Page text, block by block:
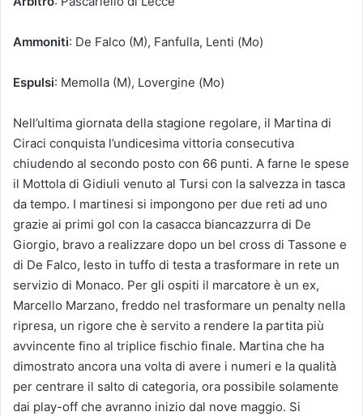
Ammoniti: De Falco (M), Fanfulla, Lenti (Mo)
Espulsi: Memolla (M), Lovergine (Mo)
Nell’ultima giornata della stagione regolare, il Martina di
Ciraci conquista l’undicesima vittoria consecutiva
chiudendo al secondo posto con 66 punti. A farne le spese
il Mottola di Gidiuli venuto al Tursi con la salvezza in tasca
da tempo. I martinesi si impongono per due reti ad uno
grazie ai primi gol con la casacca biancazzurra di De
Giorgio, bravo a realizzare dopo un bel cross di Tassone e
di De Falco, lesto in tuffo di testa a trasformare in rete un
servizio di Monaco. Per gli ospiti il marcatore è un ex,
Marcello Marzano, freddo nel trasformare un penalty nella
ripresa, un rigore che è servito a rendere la partita più
avvincente fino al triplice fischio finale. Martina che ha
dimostrato ancora una volta di avere i numeri e la qualità
per centrare il salto di categoria, ora possibile solamente
dai play-off che avranno inizio dal nove maggio. Si